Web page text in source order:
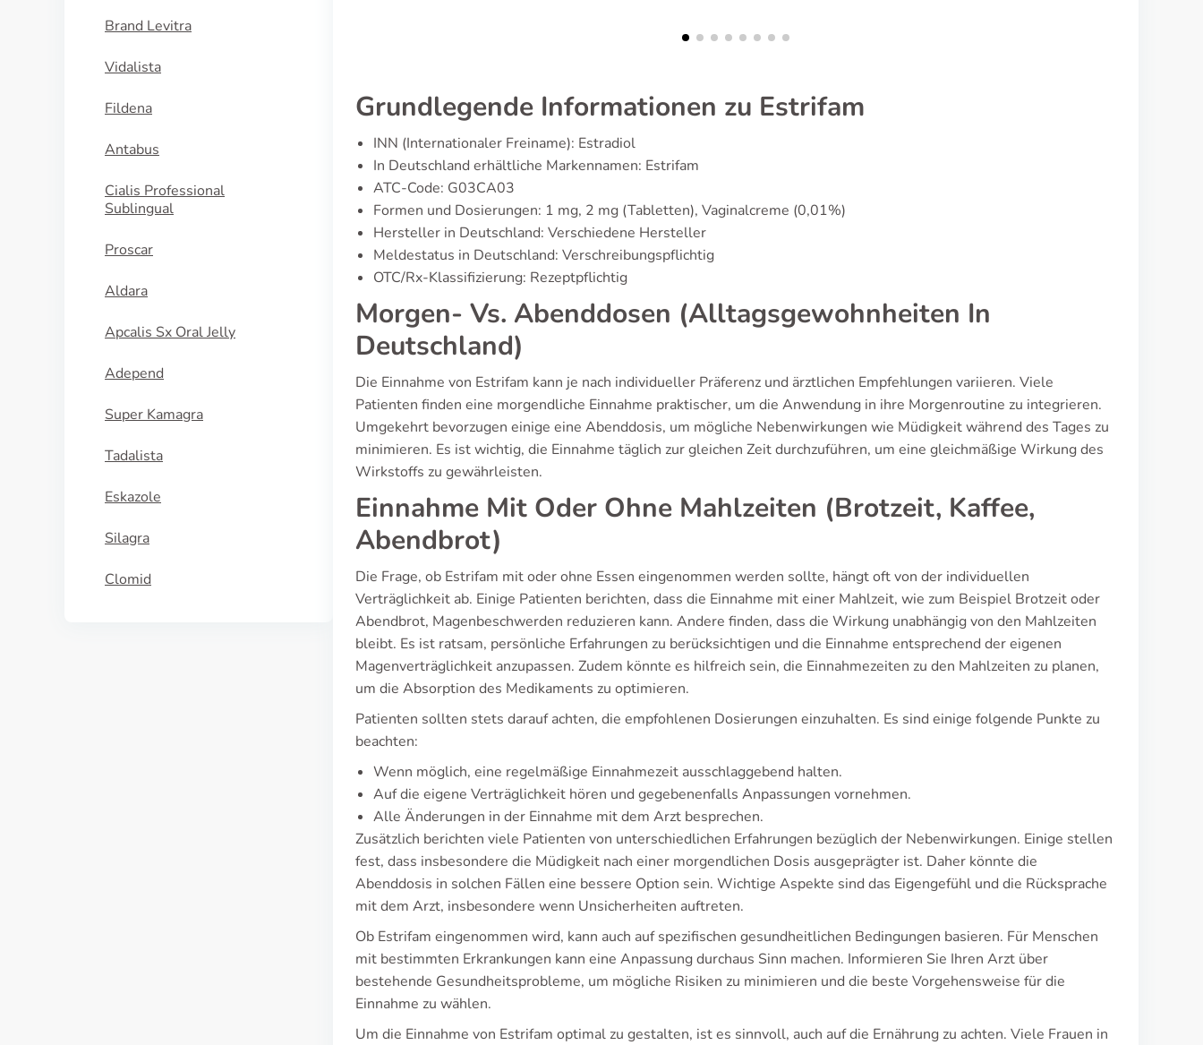
Brand Levitra
Vidalista
Fildena
Antabus
Cialis Professional
Sublingual
Proscar
Aldara
Apcalis Sx Oral Jelly
Adepend
Super Kamagra
Tadalista
Eskazole
Silagra
Clomid
Grundlegende Informationen zu Estrifam
INN (Internationaler Freiname): Estradiol
In Deutschland erhältliche Markennamen: Estrifam
ATC-Code: G03CA03
Formen und Dosierungen: 1 mg, 2 mg (Tabletten), Vaginalcreme (0,01%)
Hersteller in Deutschland: Verschiedene Hersteller
Meldestatus in Deutschland: Verschreibungspflichtig
OTC/Rx-Klassifizierung: Rezeptpflichtig
Morgen- Vs. Abenddosen (Alltagsgewohnheiten In
Deutschland)
Die Einnahme von Estrifam kann je nach individueller Präferenz und ärztlichen Empfehlungen variieren. Viele
Patienten finden eine morgendliche Einnahme praktischer, um die Anwendung in ihre Morgenroutine zu integrieren.
Umgekehrt bevorzugen einige eine Abenddosis, um mögliche Nebenwirkungen wie Müdigkeit während des Tages zu
minimieren. Es ist wichtig, die Einnahme täglich zur gleichen Zeit durchzuführen, um eine gleichmäßige Wirkung des
Wirkstoffs zu gewährleisten.
Einnahme Mit Oder Ohne Mahlzeiten (Brotzeit, Kaffee,
Abendbrot)
Die Frage, ob Estrifam mit oder ohne Essen eingenommen werden sollte, hängt oft von der individuellen
Verträglichkeit ab. Einige Patienten berichten, dass die Einnahme mit einer Mahlzeit, wie zum Beispiel Brotzeit oder
Abendbrot, Magenbeschwerden reduzieren kann. Andere finden, dass die Wirkung unabhängig von den Mahlzeiten
bleibt. Es ist ratsam, persönliche Erfahrungen zu berücksichtigen und die Einnahme entsprechend der eigenen
Magenverträglichkeit anzupassen. Zudem könnte es hilfreich sein, die Einnahmezeiten zu den Mahlzeiten zu planen,
um die Absorption des Medikaments zu optimieren.
Patienten sollten stets darauf achten, die empfohlenen Dosierungen einzuhalten. Es sind einige folgende Punkte zu
beachten:
Wenn möglich, eine regelmäßige Einnahmezeit ausschlaggebend halten.
Auf die eigene Verträglichkeit hören und gegebenenfalls Anpassungen vornehmen.
Alle Änderungen in der Einnahme mit dem Arzt besprechen.
Zusätzlich berichten viele Patienten von unterschiedlichen Erfahrungen bezüglich der Nebenwirkungen. Einige stellen
fest, dass insbesondere die Müdigkeit nach einer morgendlichen Dosis ausgeprägter ist. Daher könnte die
Abenddosis in solchen Fällen eine bessere Option sein. Wichtige Aspekte sind das Eigengefühl und die Rücksprache
mit dem Arzt, insbesondere wenn Unsicherheiten auftreten.
Ob Estrifam eingenommen wird, kann auch auf spezifischen gesundheitlichen Bedingungen basieren. Für Menschen
mit bestimmten Erkrankungen kann eine Anpassung durchaus Sinn machen. Informieren Sie Ihren Arzt über
bestehende Gesundheitsprobleme, um mögliche Risiken zu minimieren und die beste Vorgehensweise für die
Einnahme zu wählen.
Um die Einnahme von Estrifam optimal zu gestalten, ist es sinnvoll, auch auf die Ernährung zu achten. Viele Frauen in